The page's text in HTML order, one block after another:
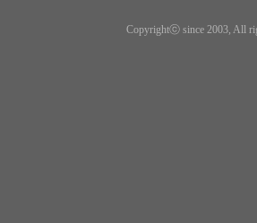
Copyrightⓒ since 2003, All